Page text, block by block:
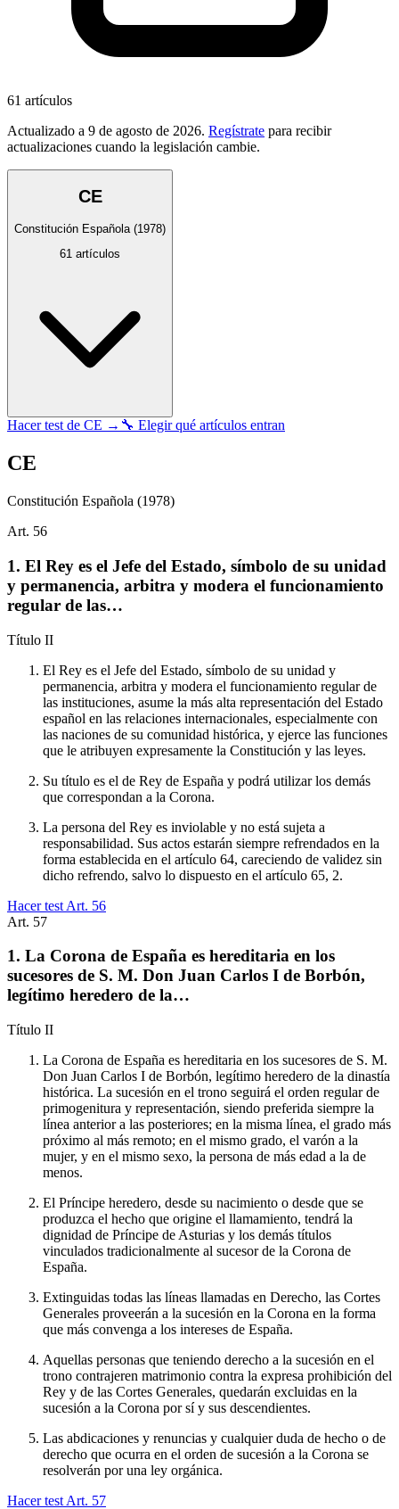
61 artículos
Actualizado a 9 de agosto de 2026. Regístrate para recibir
actualizaciones cuando la legislación cambie.
CE
Constitución Española (1978)
61 artículos
Hacer test de CE → 🔧 Elegir qué artículos entran
CE
Constitución Española (1978)
Art. 56
1. El Rey es el Jefe del Estado, símbolo de su unidad
y permanencia, arbitra y modera el funcionamiento
regular de las…
Título II
El Rey es el Jefe del Estado, símbolo de su unidad y
permanencia, arbitra y modera el funcionamiento regular de
las instituciones, asume la más alta representación del Estado
español en las relaciones internacionales, especialmente con
las naciones de su comunidad histórica, y ejerce las funciones
que le atribuyen expresamente la Constitución y las leyes.
Su título es el de Rey de España y podrá utilizar los demás
que correspondan a la Corona.
La persona del Rey es inviolable y no está sujeta a
responsabilidad. Sus actos estarán siempre refrendados en la
forma establecida en el artículo 64, careciendo de validez sin
dicho refrendo, salvo lo dispuesto en el artículo 65, 2.
Hacer test Art. 56
Art. 57
1. La Corona de España es hereditaria en los
sucesores de S. M. Don Juan Carlos I de Borbón,
legítimo heredero de la…
Título II
La Corona de España es hereditaria en los sucesores de S. M.
Don Juan Carlos I de Borbón, legítimo heredero de la dinastía
histórica. La sucesión en el trono seguirá el orden regular de
primogenitura y representación, siendo preferida siempre la
línea anterior a las posteriores; en la misma línea, el grado más
próximo al más remoto; en el mismo grado, el varón a la
mujer, y en el mismo sexo, la persona de más edad a la de
menos.
El Príncipe heredero, desde su nacimiento o desde que se
produzca el hecho que origine el llamamiento, tendrá la
dignidad de Príncipe de Asturias y los demás títulos
vinculados tradicionalmente al sucesor de la Corona de
España.
Extinguidas todas las líneas llamadas en Derecho, las Cortes
Generales proveerán a la sucesión en la Corona en la forma
que más convenga a los intereses de España.
Aquellas personas que teniendo derecho a la sucesión en el
trono contrajeren matrimonio contra la expresa prohibición del
Rey y de las Cortes Generales, quedarán excluidas en la
sucesión a la Corona por sí y sus descendientes.
Las abdicaciones y renuncias y cualquier duda de hecho o de
derecho que ocurra en el orden de sucesión a la Corona se
resolverán por una ley orgánica.
Hacer test Art. 57